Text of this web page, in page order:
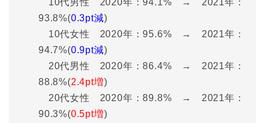
93.8%(0.3pt減)
10代女性 2020年：95.6% → 2021年：
94.7%(0.9pt減)
20代男性 2020年：86.4% → 2021年：
88.8%(2.4pt増)
20代女性 2020年：89.8% → 2021年：
90.3%(0.5pt増)